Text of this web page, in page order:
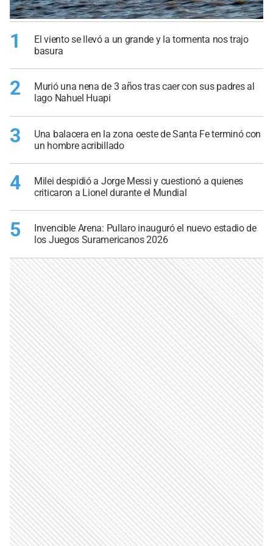
1
El viento se llevó a un grande y la tormenta nos trajo
basura
2
Murió una nena de 3 años tras caer con sus padres al
lago Nahuel Huapi
3
Una balacera en la zona oeste de Santa Fe terminó con
un hombre acribillado
4
Milei despidió a Jorge Messi y cuestionó a quienes
criticaron a Lionel durante el Mundial
5
Invencible Arena: Pullaro inauguró el nuevo estadio de
los Juegos Suramericanos 2026